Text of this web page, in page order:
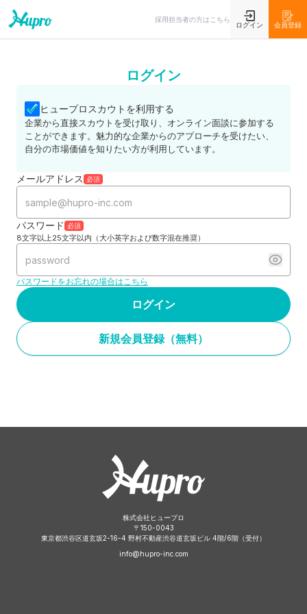
採用担当者の方はこちら
ログイン 会員登録
ログイン
ヒュープロスカウトを利用する
企業から直接スカウトを受け取り、オンライン面談に参加する
ことができます。魅力的な企業からのアプローチを受けたい、
自分の市場価値を知りたい方が利用しています。
メールアドレス 必須
パスワード 必須
8文字以上25文字以内（大小英字および数字混在推奨）
パスワードをお忘れの場合はこちら
ログイン
新規会員登録（無料）
株式会社ヒュープロ
〒 150-0043
東京都渋谷区道玄坂2-16-4 野村不動産渋谷道玄坂ビル 4階/6階（受付）
info@hupro-inc.com